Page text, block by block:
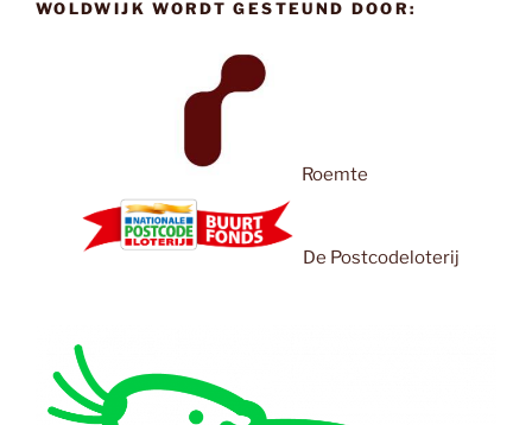
WOLDWIJK WORDT GESTEUND DOOR:
Roemte
De Postcodeloterij